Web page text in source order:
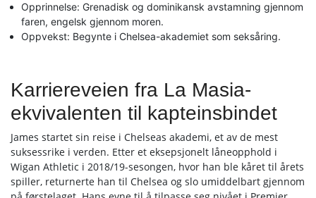
Opprinnelse: Grenadisk og dominikansk avstamning gjennom
faren, engelsk gjennom moren.
Oppvekst: Begynte i Chelsea-akademiet som seksåring.
Karriereveien fra La Masia-
ekvivalenten til kapteinsbindet
James startet sin reise i Chelseas akademi, et av de mest
suksessrike i verden. Etter et eksepsjonelt låneopphold i
Wigan Athletic i 2018/19-sesongen, hvor han ble kåret til årets
spiller, returnerte han til Chelsea og slo umiddelbart gjennom